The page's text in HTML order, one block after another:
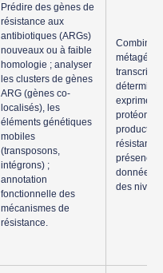
Prédire des gènes de
résistance aux
antibiotiques (ARGs)
nouveaux ou à faible
homologie ; analyser
les clusters de gènes
ARG (gènes co-
localisés), les
éléments génétiques
mobiles
(transposons,
intégrons) ;
annotation
fonctionnelle des
mécanismes de
résistance.
Combiner
exprimés
résistance
présence
données
des